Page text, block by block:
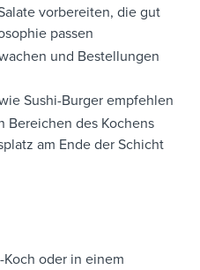
vorbereiten, die gut
passen
und Bestellungen
Sushi-Burger empfehlen
Bereichen des Kochens
am Ende der Schicht
Koch oder in einem